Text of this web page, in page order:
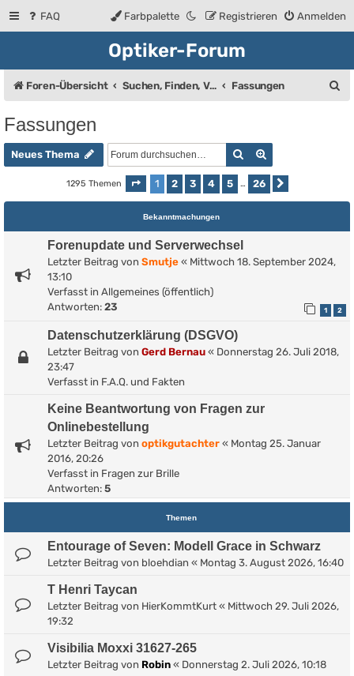
FAQ Anmelden
Registrieren
Farbpalette
Optiker-Forum
Foren-Übersicht Suchen, Finden, Verkaufsanzeigen Fassungen
Fassungen
Neues Thema Suche
1295 Themen Seite 1von 26
1 2 3 4 5 … 26
Bekanntmachungen
Forenupdate und Serverwechsel
Letzter Beitrag von Smutje « Mittwoch 18. September 2024,
13:10
Verfasst in Allgemeines (öffentlich)
Antworten: 23 1 2
Datenschutzerklärung (DSGVO)
Letzter Beitrag von Gerd Bernau « Donnerstag 26. Juli 2018,
23:47
Verfasst in F.A.Q. und Fakten
Keine Beantwortung von Fragen zur
Onlinebestellung
Letzter Beitrag von optikgutachter « Montag 25. Januar
2016, 20:26
Verfasst in Fragen zur Brille
Antworten: 5
Themen
Entourage of Seven: Modell Grace in Schwarz
Letzter Beitrag von bloehdian « Montag 3. August 2026, 16:40
T Henri Taycan
Letzter Beitrag von HierKommtKurt « Mittwoch 29. Juli 2026,
19:32
Visibilia Moxxi 31627-265
Letzter Beitrag von Robin « Donnerstag 2. Juli 2026, 10:18